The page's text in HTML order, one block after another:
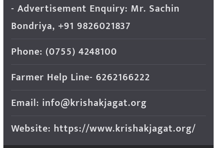
- Advertisement Enquiry: Mr. Sachin
Bondriya, +91 9826021837
Phone: (0755) 4248100
Farmer Help Line- 6262166222
Email: info@krishakjagat.org
Website: https://www.krishakjagat.org/